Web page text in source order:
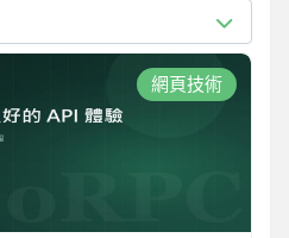
網頁技術